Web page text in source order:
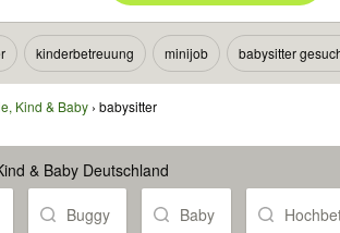
kinderbetreuung minijob babysitter
Kind & Baby babysitter
& Baby Deutschland
Buggy Baby